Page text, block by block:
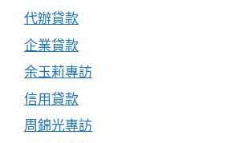
代辦貸款
企業貸款
余玉莉專訪
信用貸款
周錦光專訪